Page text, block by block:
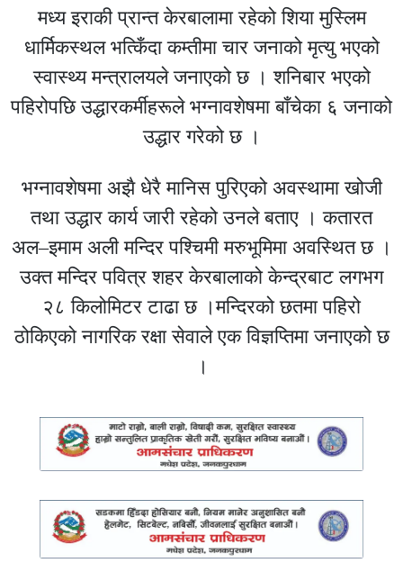
मध्य इराकी प्रान्त केरबालामा रहेको शिया मुस्लिम
धार्मिकस्थल भत्किँदा कम्तीमा चार जनाको मृत्यु भएको
स्वास्थ्य मन्त्रालयले जनाएको छ । शनिबार भएको
पहिरोपछि उद्धारकर्मीहरूले भग्नावशेषमा बाँचेका ६ जनाको
उद्धार गरेको छ ।
भग्नावशेषमा अझै धेरै मानिस पुरिएको अवस्थामा खोजी
तथा उद्धार कार्य जारी रहेको उनले बताए । कतारत
अल–इमाम अली मन्दिर पश्चिमी मरुभूमिमा अवस्थित छ ।
उक्त मन्दिर पवित्र शहर केरबालाको केन्द्रबाट लगभग
२८ किलोमिटर टाढा छ ।मन्दिरको छतमा पहिरो
ठोकिएको नागरिक रक्षा सेवाले एक विज्ञप्तिमा जनाएको छ
।